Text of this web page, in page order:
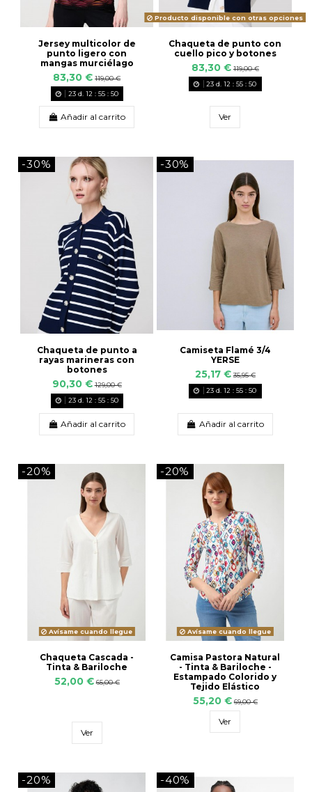
Jersey multicolor de
punto ligero con
mangas murciélago
83,30 € 119,00 €
23d. 12 : 55: 49
Añadir al carrito
Producto disponible con otras opciones
Chaqueta de punto con
cuello pico y botones
83,30 € 119,00 €
23 d. 12 :55 :49
Ver
-30%
Chaqueta de punto a
rayas marineras con
botones
90,30 € 129,00 €
23d. 12: 55: 49
Añadir al carrito
-30%
Camiseta Flamé 3/4
YERSE
25,17 € 35,95 €
23 d. 12 :55 :49
Añadir al carrito
-20%
Avísame cuando llegue
Chaqueta Cascada -
Tinta & Bariloche
52,00 € 65,00 €
Ver
-20%
Avísame cuando llegue
Camisa Pastora Natural
- Tinta & Bariloche -
Estampado Colorido y
Tejido Elástico
55,20 € 69,00 €
Ver
-20% -40%